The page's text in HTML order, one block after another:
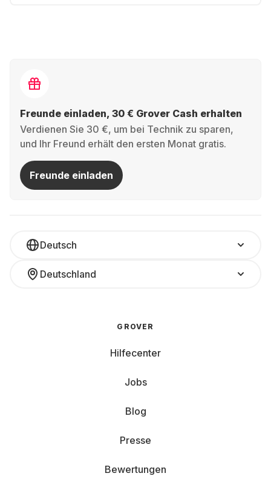
Freunde einladen, 30 € Grover Cash erhalten
Verdienen Sie 30 €, um bei Technik zu sparen,
und Ihr Freund erhält den ersten Monat gratis.
Freunde einladen
Deutsch
Deutschland
GROVER
Hilfecenter
Jobs
Blog
Presse
Bewertungen